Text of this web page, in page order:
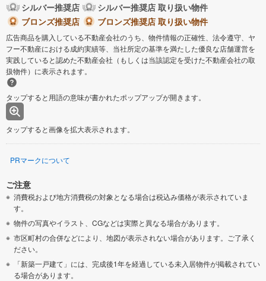
シルバー推奨店
シルバー推奨店 取り扱い物件
ブロンズ推奨店
ブロンズ推奨店 取り扱い物件
広告商品を購入している不動産会社のうち、物件情報の正確性、法令遵守、ヤ
フー不動産における成約実績等、当社所定の基準を満たした優良な店舗運営を
実践していると認めた不動産会社（もしくは当該認定を受けた不動産会社の取
扱物件）に表示されます。
タップすると用語の意味が書かれたポップアップが開きます。
タップすると画像を拡大表示されます。
PRマークについて
ご注意
消費税および地方消費税の対象となる場合は税込み価格が表示されていま
す。
物件の写真やイラスト、CGなどは実際と異なる場合があります。
市区町村の合併などにより、地図が表示されない場合があります。ご了承く
ださい。
「新築一戸建て」には、完成後1年を経過している未入居物件が掲載されてい
る場合があります。